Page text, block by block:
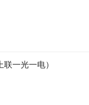
一光一电）